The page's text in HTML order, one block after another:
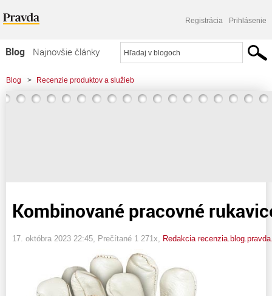
Registrácia Prihlásenie
Blog
Najnovšie články
Najčítanejšie články
Najkomentovanejšie články
Blog > Recenzie produktov a služieb
> Kombinované pracovné rukavice BONY WHITE
Kombinované pracovné
17. októbra 2023 22:45 , Prečítané 1 271x, Redakcia